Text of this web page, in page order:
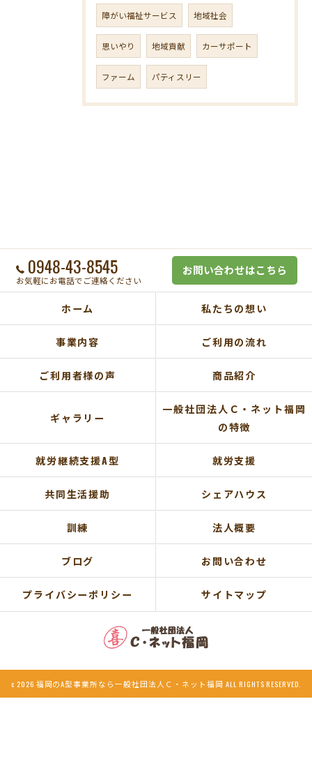
障がい福祉サービス 地域社会
思いやり 地域貢献 カーサポート
ファーム パティスリー
0948-43-8545
お気軽にお電話でご連絡ください
お問い合わせはこちら
ホーム 私たちの想い
事業内容 ご利用の流れ
ご利用者様の声 商品紹介
ギャラリー
一般社団法人Ｃ・ネット福岡
の特徴
就労継続支援A型 就労支援
共同生活援助 シェアハウス
訓練 法人概要
ブログ お問い合わせ
プライバシーポリシー サイトマップ
c 2026 福岡のA型事業所なら一般社団法人Ｃ・ネット福岡 ALL RIGHTS RESERVED.